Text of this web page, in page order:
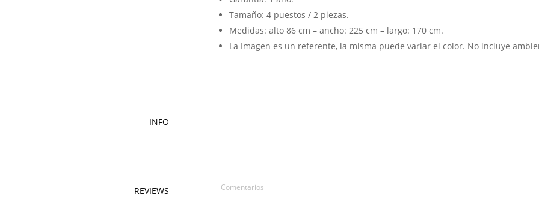
Tamaño: 4 puestos / 2 piezas.
Medidas: alto 86 cm – ancho: 225 cm – largo: 170 cm.
La Imagen es un referente, la misma puede variar el color. No incluye
INFO
REVIEWS Comentarios